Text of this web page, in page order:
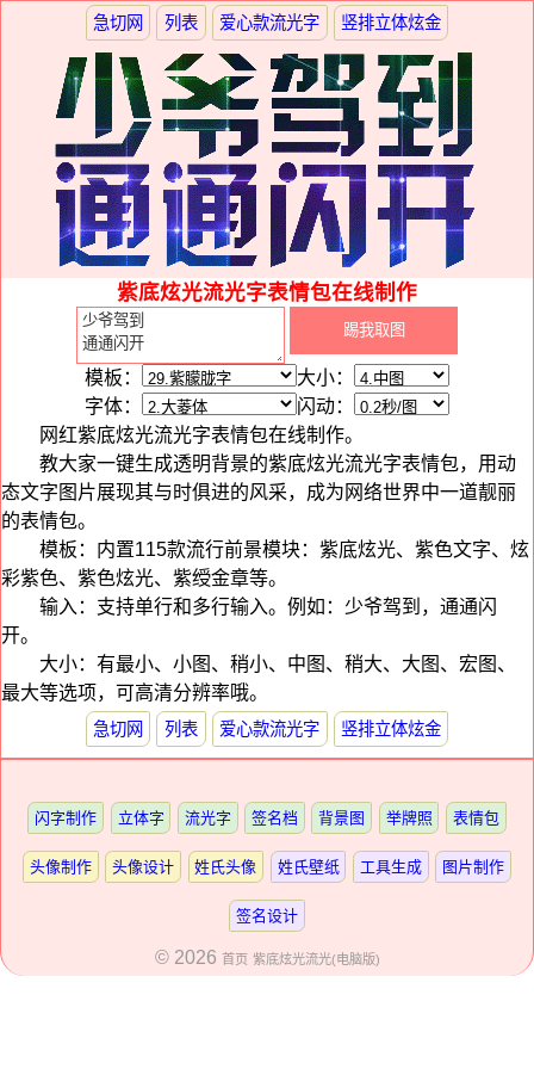
急切网 列表 爱心款流光字 竖排立体炫金
紫底炫光流光字表情包在线制作
模板：
大小：
字体：
闪动：
网红紫底炫光流光字表情包在线制作。
教大家一键生成透明背景的紫底炫光流光字表情包，用动
态文字图片展现其与时俱进的风采，成为网络世界中一道靓丽
的表情包。
模板：内置115款流行前景模块：紫底炫光、紫色文字、炫
彩紫色、紫色炫光、紫绶金章等。
输入：支持单行和多行输入。例如：少爷驾到，通通闪
开。
大小：有最小、小图、稍小、中图、稍大、大图、宏图、
最大等选项，可高清分辨率哦。
急切网 列表 爱心款流光字 竖排立体炫金
闪字制作 立体字 流光字 签名档 背景图 举牌照 表情包
头像制作 头像设计 姓氏头像 姓氏壁纸 工具生成 图片制作
签名设计
© 2026 首页 紫底炫光流光(电脑版)